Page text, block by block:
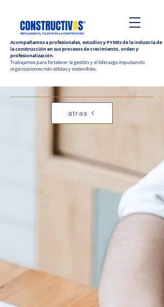
Acompañamos a profesionales, estudios y PYMEs de la industria de
la construcción en sus procesos de crecimiento, orden y
profesionalización.
Trabajamos para fortalecer la gestión y el liderazgo impulsando
organizaciones más sólidas y sostenibles.
atras